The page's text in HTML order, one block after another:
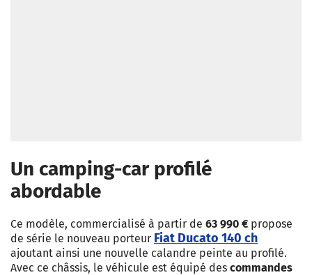
Un camping-car profilé
abordable
Ce modèle, commercialisé à partir de 63 990 € propose
de série le nouveau porteur Fiat Ducato 140 ch
ajoutant ainsi une nouvelle calandre peinte au profilé.
Avec ce châssis, le véhicule est équipé des commandes